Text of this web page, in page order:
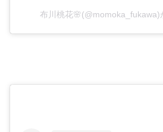
布川桃花🌸(@momoka_fukawa)